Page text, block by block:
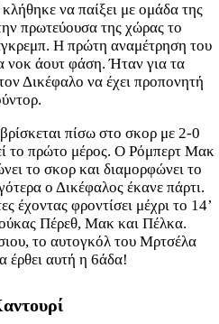
να παίξει με ομάδα της
πρωτεύουσα της χώρας το
Η πρώτη αναμέτρηση του
άουτ φάση. Ήταν για τα
Δικέφαλο να έχει προπονητή
πίσω στο σκορ με 2-0
το πρώτο μέρος. Ο Ρόμπερτ Μακ
το σκορ και διαμορφώνει το
ο Δικέφαλος έκανε πάρτι.
έχοντας φροντίσει μέχρι το 14’
Πέρεθ, Μακ και Πέλκα.
το αυτογκόλ του Μρτσέλα
έρθει αυτή η 6άδα!